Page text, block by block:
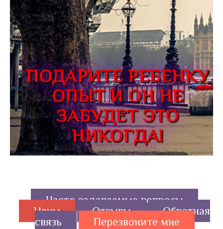
ПОДАРИТЕ РЕБЕНКУ
ОПЫТ И ОН НЕ
ЗАБУДЕТ ЭТО
НИКОГДА!
Часто задаваемые вопросы
Цены
Отзывы
Обратная
связь
Перезвоните мне